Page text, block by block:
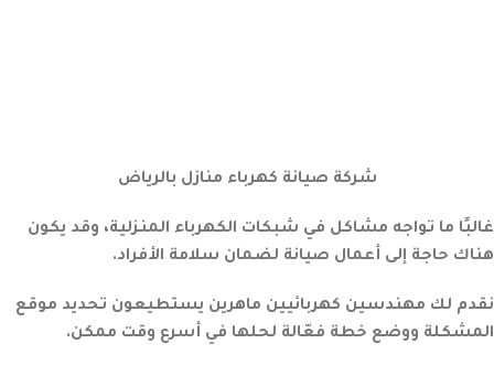
شركة صيانة كهرباء منازل بالرياض
غالبًا ما تواجه مشاكل في شبكات الكهرباء المنزلية، وقد يكون
هناك حاجة إلى أعمال صيانة لضمان سلامة الأفراد.
نقدم لك مهندسين كهربائيين ماهرين يستطيعون تحديد موقع
المشكلة ووضع خطة فعّالة لحلها في أسرع وقت ممكن.